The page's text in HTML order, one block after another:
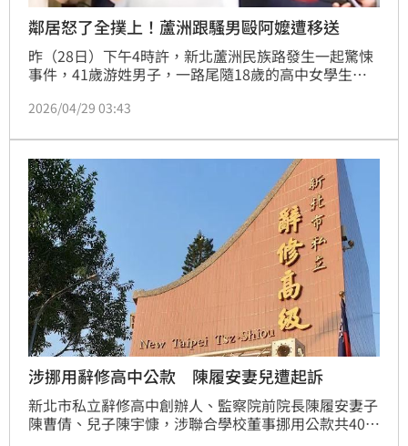
鄰居怒了全撲上！蘆洲跟騷男毆阿嬤遭移送
昨（28日）下午4時許，新北蘆洲民族路發生一起驚悚
事件，41歲游姓男子，一路尾隨18歲的高中女學生，
游男兇性大發，出手毆打年邁的阿嬤，連在旁邊制止的
害及跟騷等罪嫌移送偵辦，並建請檢方聲押。今（29
日）下午，警方將游男移送，現場畫面曝光。
2026/04/29 03:43
涉挪用辭修高中公款 陳履安妻兒遭起訴
新北市私立辭修高中創辦人、監察院前院長陳履安妻子
陳曹倩、兒子陳宇慷，涉聯合學校董事挪用公款共407